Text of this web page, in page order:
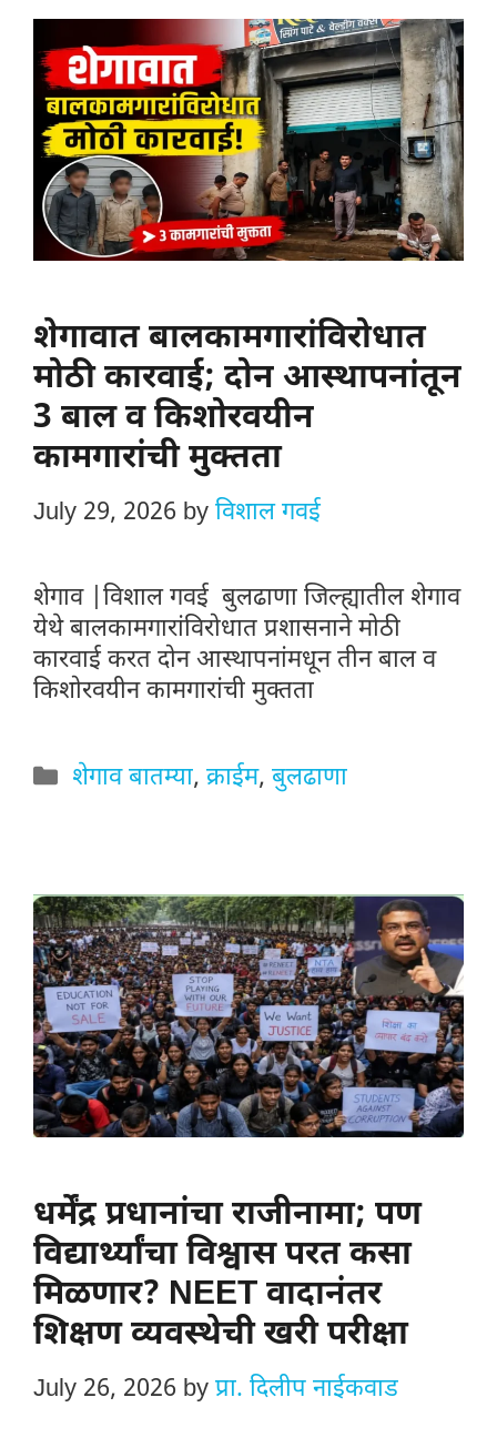
शेगावात बालकामगारांविरोधात
मोठी कारवाई; दोन आस्थापनांतून
3 बाल व किशोरवयीन
कामगारांची मुक्तता
July 29, 2026 by विशाल गवई
शेगाव |विशाल गवई बुलढाणा जिल्ह्यातील शेगाव
येथे बालकामगारांविरोधात प्रशासनाने मोठी
कारवाई करत दोन आस्थापनांमधून तीन बाल व
किशोरवयीन कामगारांची मुक्तता
Categories
शेगाव बातम्या,क्राईम,बुलढाणा
धर्मेंद्र प्रधानांचा राजीनामा; पण
विद्यार्थ्यांचा विश्वास परत कसा
मिळणार? NEET वादानंतर
शिक्षण व्यवस्थेची खरी परीक्षा
July 26, 2026 by प्रा. दिलीप नाईकवाड